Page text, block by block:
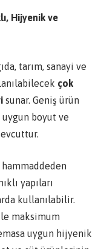
Hijyenik ve
tarım, sanayi ve
çok
sunar. Geniş ürün
boyut ve
yapıları
kullanılabilir.
maksimum
uygun hijyenik